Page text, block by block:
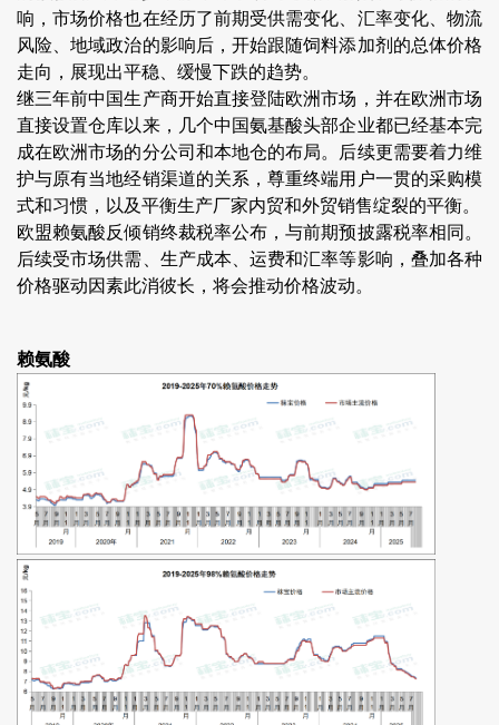
响，市场价格也在经历了前期受供需变化、汇率变化、物流
风险、地域政治的影响后，开始跟随饲料添加剂的总体价格
走向，展现出平稳、缓慢下跌的趋势。
继三年前中国生产商开始直接登陆欧洲市场，并在欧洲市场
直接设置仓库以来，几个中国氨基酸头部企业都已经基本完
成在欧洲市场的分公司和本地仓的布局。后续更需要着力维
护与原有当地经销渠道的关系，尊重终端用户一贯的采购模
式和习惯，以及平衡生产厂家内贸和外贸销售绽裂的平衡。
欧盟赖氨酸反倾销终裁税率公布，与前期预披露税率相同。
后续受市场供需、生产成本、运费和汇率等影响，叠加各种
价格驱动因素此消彼长，将会推动价格波动。
赖氨酸